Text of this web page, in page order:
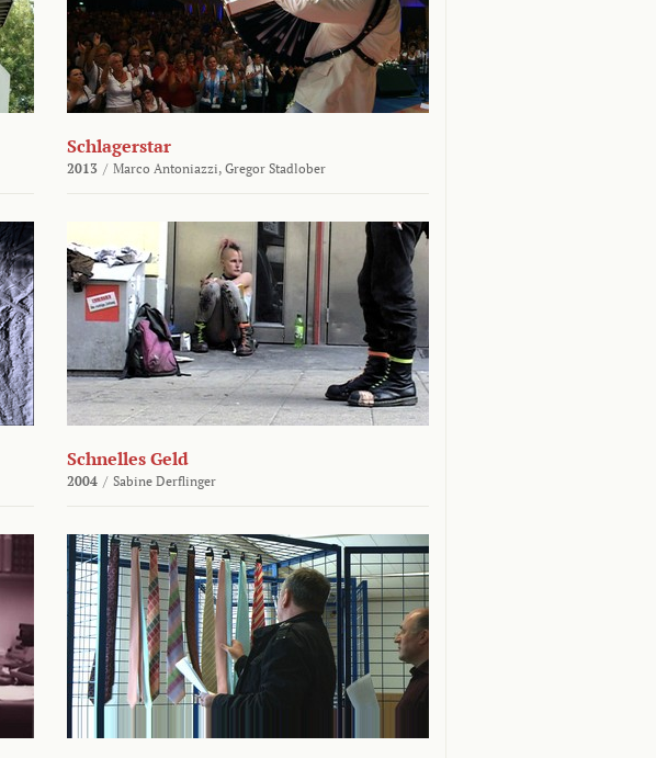
Schlagerstar
2013 / Marco Antoniazzi, Gregor Stadlober
Schnelles Geld
2004 / Sabine Derflinger